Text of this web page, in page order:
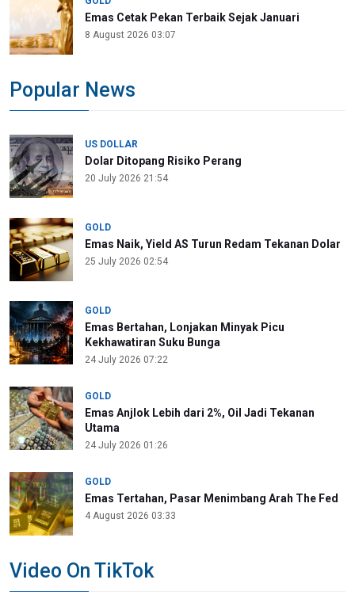
Emas Cetak Pekan Terbaik Sejak Januari
8 August 2026 03:07
Popular News
US DOLLAR
Dolar Ditopang Risiko Perang
20 July 2026 21:54
GOLD
Emas Naik, Yield AS Turun Redam Tekanan Dolar
25 July 2026 02:54
GOLD
Emas Bertahan, Lonjakan Minyak Picu
Kekhawatiran Suku Bunga
24 July 2026 07:22
GOLD
Emas Anjlok Lebih dari 2%, Oil Jadi Tekanan
Utama
24 July 2026 01:26
GOLD
Emas Tertahan, Pasar Menimbang Arah The Fed
4 August 2026 03:33
Video On TikTok